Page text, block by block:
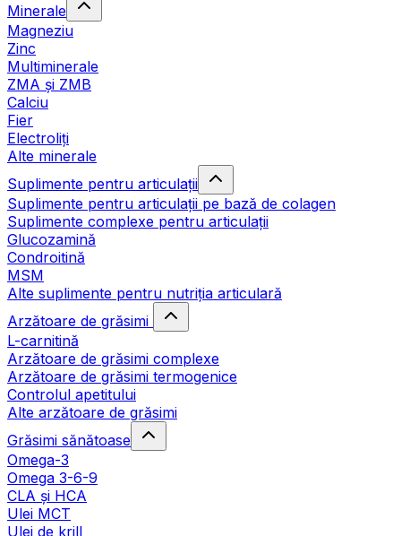
Minerale
Magneziu
Zinc
Multiminerale
ZMA și ZMB
Calciu
Fier
Electroliți
Alte minerale
Suplimente pentru articulații
Suplimente pentru articulații pe bază de colagen
Suplimente complexe pentru articulații
Glucozamină
Condroitină
MSM
Alte suplimente pentru nutriția articulară
Arzătoare de grăsimi
L-carnitină
Arzătoare de grăsimi complexe
Arzătoare de grăsimi termogenice
Controlul apetitului
Alte arzătoare de grăsimi
Grăsimi sănătoase
Omega-3
Omega 3-6-9
CLA şi HCA
Ulei MCT
Ulei de krill